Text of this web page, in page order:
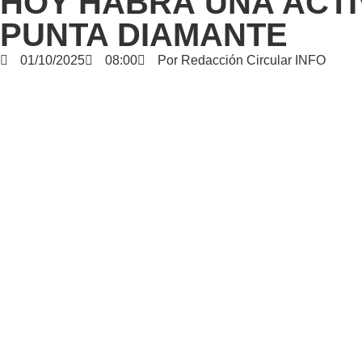
PUNTA DIAMANTE
01/10/2025 08:00 Por Redacción Circular INFO